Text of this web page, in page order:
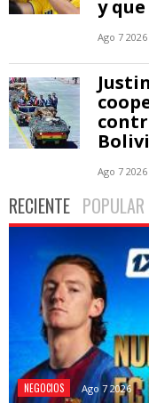
y
Ago 7
Ago 7
RECIENTE POPULAR
NEGOCIOS Ago 7 2026